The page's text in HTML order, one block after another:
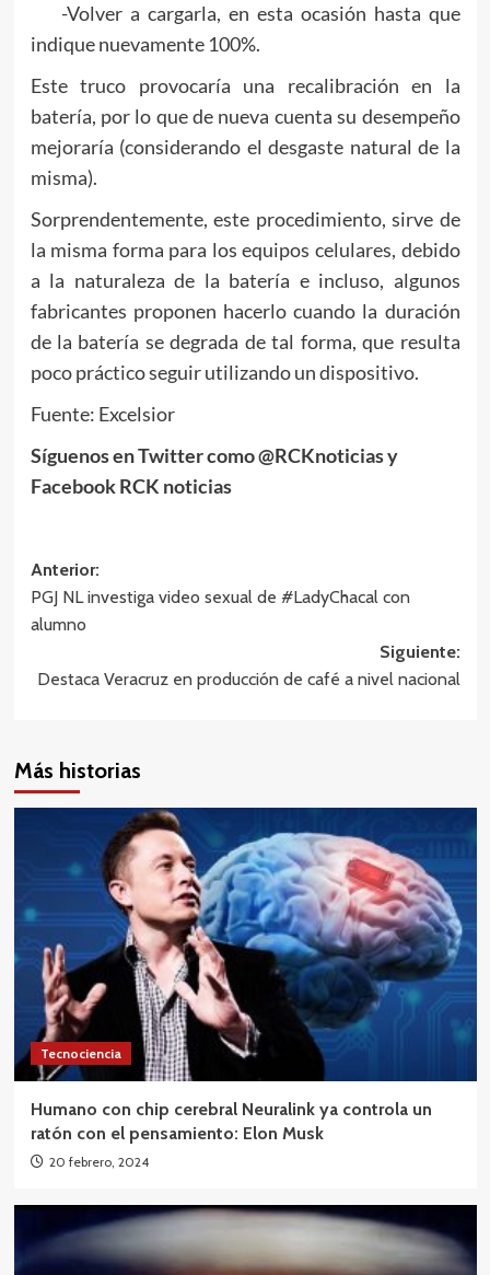
-Volver a cargarla, en esta ocasión hasta que
indique nuevamente 100%.
Este truco provocaría una recalibración en la
batería, por lo que de nueva cuenta su desempeño
mejoraría (considerando el desgaste natural de la
misma).
Sorprendentemente, este procedimiento, sirve de
la misma forma para los equipos celulares, debido
a la naturaleza de la batería e incluso, algunos
fabricantes proponen hacerlo cuando la duración
de la batería se degrada de tal forma, que resulta
poco práctico seguir utilizando un dispositivo.
Fuente: Excelsior
Síguenos en Twitter como @RCKnoticias y
Facebook RCK noticias
Navegación
de
Anterior:
PGJ NL investiga video sexual de #LadyChacal con
alumno
Siguiente:
Destaca Veracruz en producción de café a nivel nacional
Más historias
Tecnociencia
Humano con chip cerebral Neuralink ya controla un
ratón con el pensamiento: Elon Musk
20 febrero, 2024